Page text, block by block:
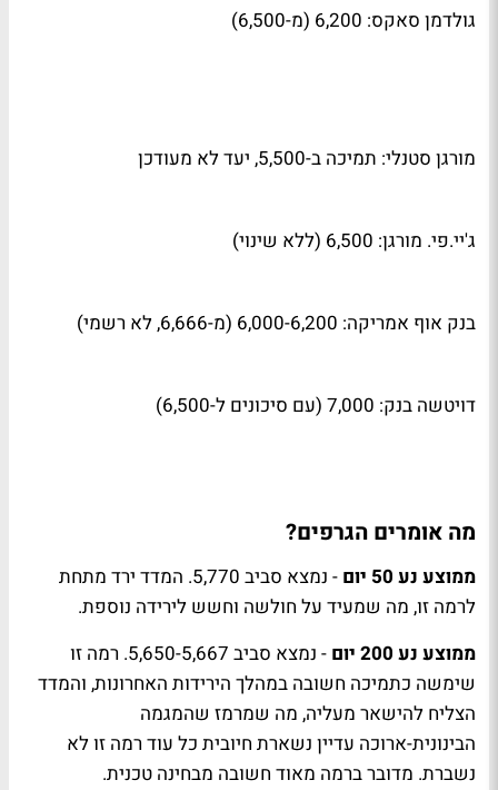
גולדמן סאקס: 6,200 (מ-6,500)
מורגן סטנלי: תמיכה ב-5,500, יעד לא מעודכן
ג'יי.פי. מורגן: 6,500 (ללא שינוי)
בנק אוף אמריקה: 6,000-6,200 (מ-6,666, לא רשמי)
דויטשה בנק: 7,000 (עם סיכונים ל-6,500)
מה אומרים הגרפים?
ממוצע נע 50 יום
- נמצא סביב 5,770. המדד ירד מתחת
לרמה זו, מה שמעיד על חולשה וחשש לירידה נוספת.
ממוצע נע 200 יום
- נמצא סביב 5,650-5,667. רמה זו
שימשה כתמיכה חשובה במהלך הירידות האחרונות, והמדד
הצליח להישאר מעליה, מה שמרמז שהמגמה
הבינונית-ארוכה עדיין נשארת חיובית כל עוד רמה זו לא
נשברת. מדובר ברמה מאוד חשובה מבחינה טכנית.